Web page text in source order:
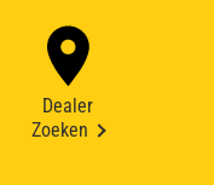
Dealer
Zoeken